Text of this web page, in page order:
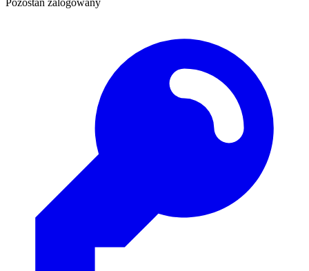
Pozostań zalogowany